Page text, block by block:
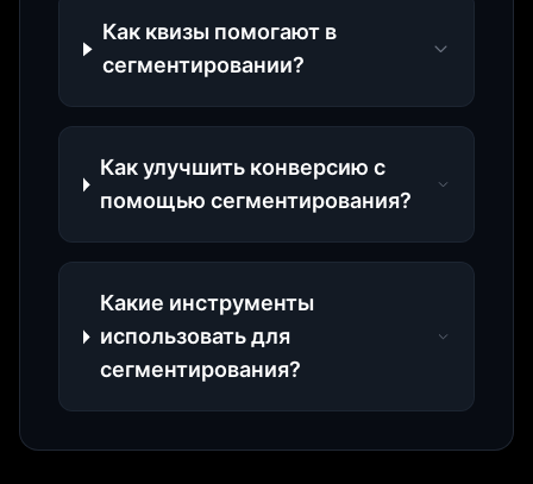
Как квизы помогают в
сегментировании?
Как улучшить конверсию с
помощью сегментирования?
Какие инструменты
использовать для
сегментирования?